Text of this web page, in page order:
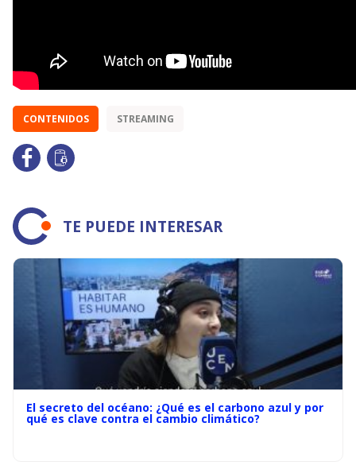
CONTENIDOS STREAMING
TE PUEDE INTERESAR
El secreto del océano: ¿Qué es el carbono azul y por
qué es clave contra el cambio climático?